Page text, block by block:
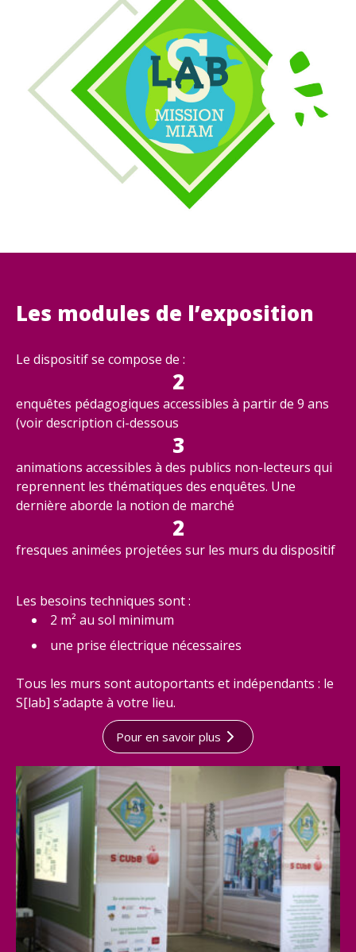
Les modules de l’exposition
Le dispositif se compose de :
2
enquêtes pédagogiques accessibles à partir de 9 ans
(voir description ci-dessous
3
animations accessibles à des publics non-lecteurs qui
reprennent les thématiques des enquêtes. Une
dernière aborde la notion de marché
2
fresques animées projetées sur les murs du dispositif
Les besoins techniques sont :
2 m² au sol minimum
une prise électrique nécessaires
Tous les murs sont autoportants et indépendants : le
S[lab] s’adapte à votre lieu.
Pour en savoir plus